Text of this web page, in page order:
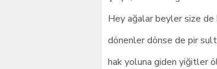
Hey ağalar beyler size de
dönenler dönse de pir
hak yoluna giden yiğitler